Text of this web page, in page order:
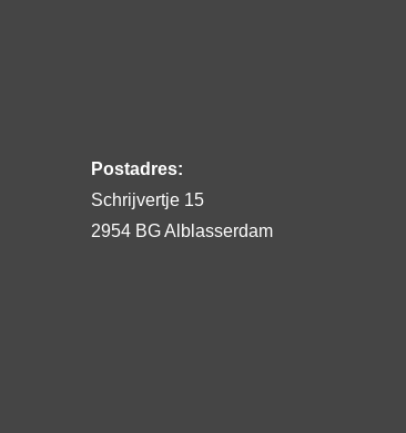
Postadres:
Schrijvertje 15
2954 BG Alblasserdam